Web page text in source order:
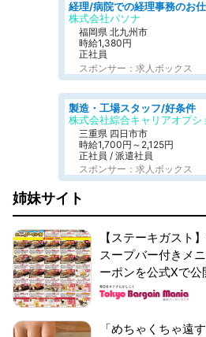
株式会社パソナ
福岡県 北九州市
時給1,380円
正社員
スポンサー：求人ボックス
製造・工場スタッフ/好条件
株式会社綜合キャリアオプシ
三重県 四日市市
時給1,700円～2,125円
正社員 / 派遣社員
スポンサー：求人ボックス
姉妹サイト
【ステーキガスト
スープバー付きメ
ーポンを公式Xで公
「めちゃくちゃ遠